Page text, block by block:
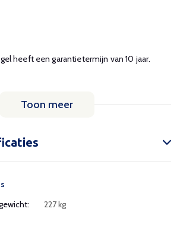
heeft een garantietermijn van 10 jaar.
Toon meer
227 kg